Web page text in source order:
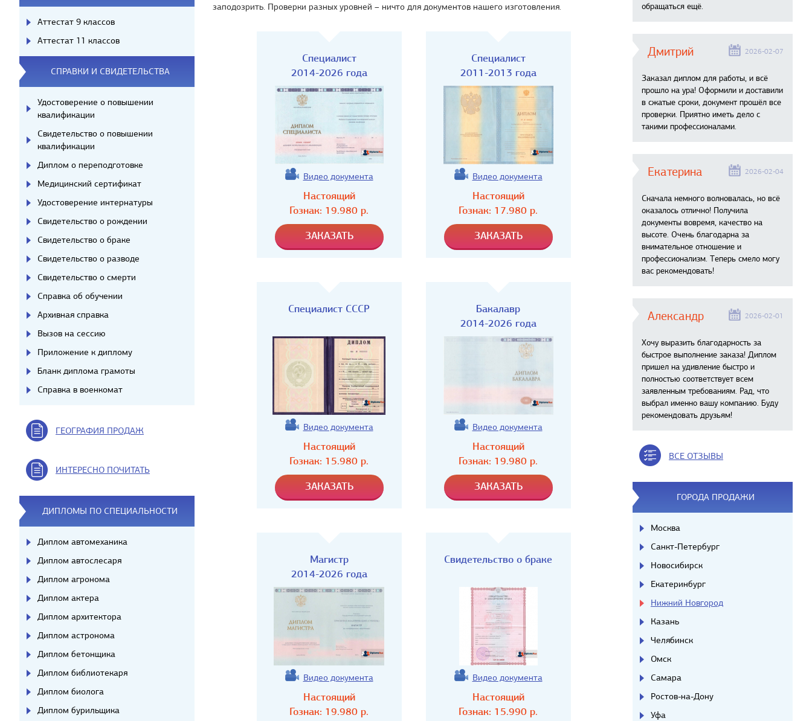
заподозрить. Проверки разных уровней – ничто для документов нашего изготовления.
Специалист
2014-2026 года
Видео документа
Настоящий
Гознак: 19.980 р.
Специалист
2011-2013 года
Видео документа
Настоящий
Гознак: 17.980 р.
Специалист СССР
Видео документа
Настоящий
Гознак: 15.980 р.
Бакалавр
2014-2026 года
Видео документа
Настоящий
Гознак: 19.980 р.
Магистр
2014-2026 года
Видео документа
Настоящий
Гознак: 19.980 р.
Свидетельство о браке
Видео документа
Настоящий
Гознак: 15.990 р.
Аттестат 9 классов
Аттестат 11 классов
СПРАВКИ И СВИДЕТЕЛЬСТВА
Удостоверение о повышении
квалификации
Свидетельство о повышении
квалификации
Диплом о переподготовке
Медицинский сертификат
Удостоверение интернатуры
Свидетельство о рождении
Свидетельство о браке
Свидетельство о разводе
Свидетельство о смерти
Справка об обучении
Архивная справка
Вызов на сессию
Приложение к диплому
Бланк диплома грамоты
Справка в военкомат
ГЕОГРАФИЯ ПРОДАЖ
ИНТЕРЕСНО ПОЧИТАТЬ
ДИПЛОМЫ ПО СПЕЦИАЛЬНОСТИ
Диплом автомеханика
Диплом автослесаря
Диплом агронома
Диплом актера
Диплом архитектора
Диплом астронома
Диплом бетонщика
Диплом библиотекаря
Диплом биолога
Диплом бурильщика
обращаться ещё.
Дмитрий 2026-02-07
Заказал диплом для работы, и всё
прошло на ура! Оформили и доставили
в сжатые сроки, документ прошёл все
проверки. Приятно иметь дело с
такими профессионалами.
Екатерина 2026-02-04
Сначала немного волновалась, но всё
оказалось отлично! Получила
документы вовремя, качество на
высоте. Очень благодарна за
внимательное отношение и
профессионализм. Теперь смело могу
вас рекомендовать!
Александр 2026-02-01
Хочу выразить благодарность за
быстрое выполнение заказа! Диплом
пришел на удивление быстро и
полностью соответствует всем
заявленным требованиям. Рад, что
выбрал именно вашу компанию. Буду
рекомендовать друзьям!
ВСЕ ОТЗЫВЫ
ГОРОДА ПРОДАЖИ
Москва
Санкт-Петербург
Новосибирск
Екатеринбург
Нижний Новгород
Казань
Челябинск
Омск
Самара
Ростов-на-Дону
Уфа